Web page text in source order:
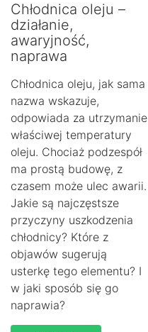
Chłodnica oleju –
działanie,
awaryjność,
naprawa
Chłodnica oleju, jak sama
nazwa wskazuje,
odpowiada za utrzymanie
właściwej temperatury
oleju. Chociaż podzespół
ma prostą budowę, z
czasem może ulec awarii.
Jakie są najczęstsze
przyczyny uszkodzenia
chłodnicy? Które z
objawów sugerują
usterkę tego elementu? I
w jaki sposób się go
naprawia?